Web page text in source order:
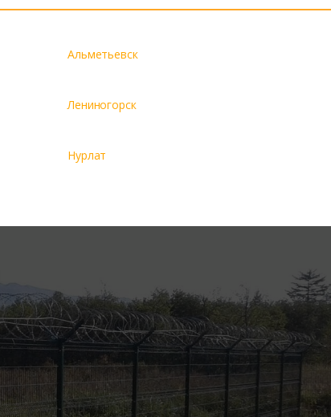
Альметьевск
Лениногорск
Нурлат